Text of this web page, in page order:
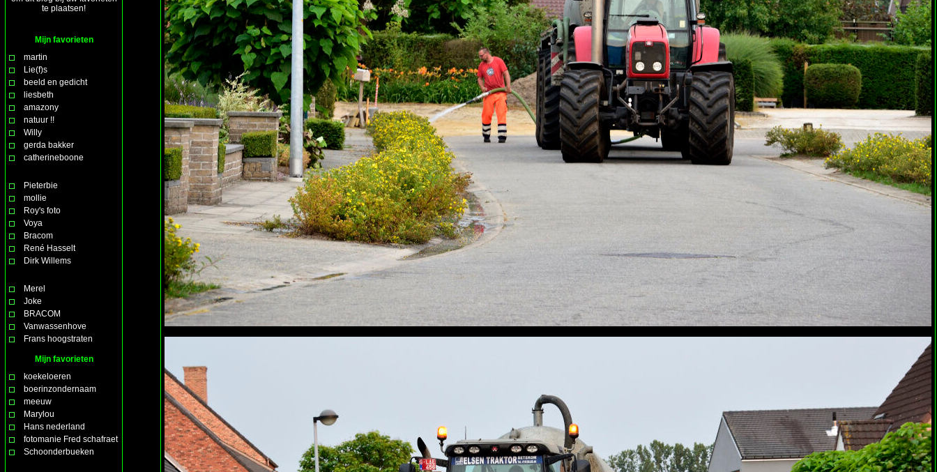
te plaatsen!
Mijn favorieten
martin
Lie(f)s
beeld en gedicht
liesbeth
amazony
natuur !!
Willy
gerda bakker
catherineboone
Pieterbie
mollie
Roy's foto
Voya
Bracom
René Hasselt
Dirk Willems
Merel
Joke
BRACOM
Vanwassenhove
Frans hoogstraten
Mijn favorieten
koekeloeren
boerinzondernaam
meeuw
Marylou
Hans nederland
fotomanie Fred schafraet
Schoonderbueken